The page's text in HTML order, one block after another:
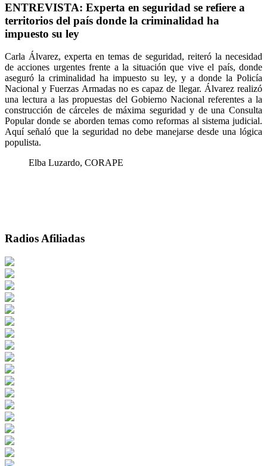
ENTREVISTA: Experta en seguridad se refiere a
territorios del país donde la criminalidad ha
impuesto su ley
Carla Álvarez, experta en temas de seguridad, reiteró la necesidad
de acciones urgentes frente a la situación que vive el país, donde
aseguró la criminalidad ha impuesto su ley, y a donde la Policía
Nacional y Fuerzas Armadas no es capaz de llegar. Álvarez realizó
una lectura a las propuestas del Gobierno Nacional referentes a la
construcción de cárceles de máxima seguridad y de una Consulta
Popular donde se aborden temas como reformas al sistema judicial.
Aquí señaló que la seguridad no debe manejarse desde una lógica
populista.
Elba Luzardo, CORAPE
Radios Afiliadas